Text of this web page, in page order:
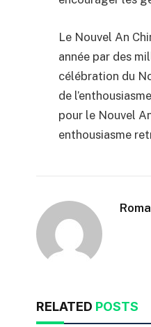
Le Nouvel An
année par des
célébration du
de
pour le Nouvel
enthousiasme
RELATED POSTS